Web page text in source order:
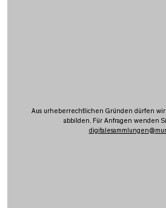
Aus urheberrechtlichen Gründen dürfen
abbilden. Für Anfragen wenden
digitalesammlungen@